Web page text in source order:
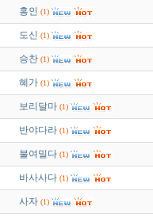
홍인 (1)
도신 (1)
승찬 (1)
혜가 (1)
보리달마 (1)
반야다라 (1)
불여밀다 (1)
바사사다 (1)
사자 (1)